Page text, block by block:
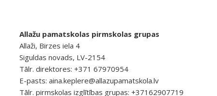
Allažu pamatskolas pirmskolas grupas
Allaži, Birzes iela 4
Siguldas novads, LV-2154
Tālr. direktores: +371 67970954
E-pasts: aina.keplere@allazupamatskola.lv
Tālr. pirmskolas izglītības grupas: +37162907719